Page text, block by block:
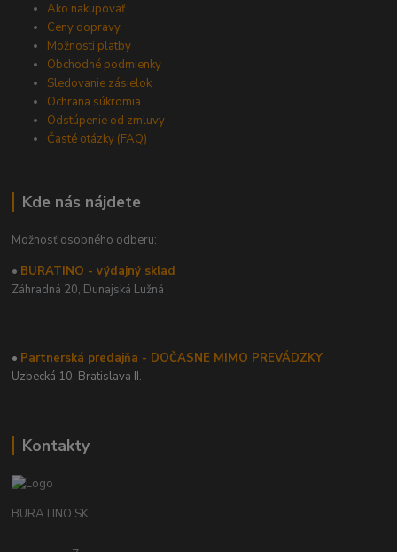
Ako nakupovať
Ceny dopravy
Možnosti platby
Obchodné podmienky
Sledovanie zásielok
Ochrana súkromia
Odstúpenie od zmluvy
Časté otázky (FAQ)
Kde nás nájdete
Možnosť osobného odberu:
• BURATINO - výdajný sklad
Záhradná 20, Dunajská Lužná
• Partnerská predajňa - DOČASNE MIMO PREVÁDZKY
Uzbecká 10, Bratislava II.
Kontakty
BURATINO.SK